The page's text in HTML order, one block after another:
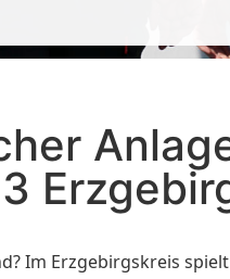
Im Erzgebirgskreis